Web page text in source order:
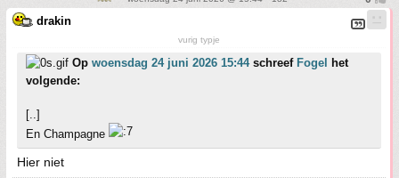
drakin
vurig typje
Op woensdag 24 juni 2026 15:44schreef Fogel
het
volgende:
[..]
En Champagne
Hier niet